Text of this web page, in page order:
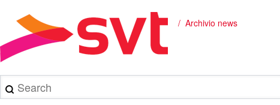
contenuto
principale
Briciole
di
pane
Archivio news
Search